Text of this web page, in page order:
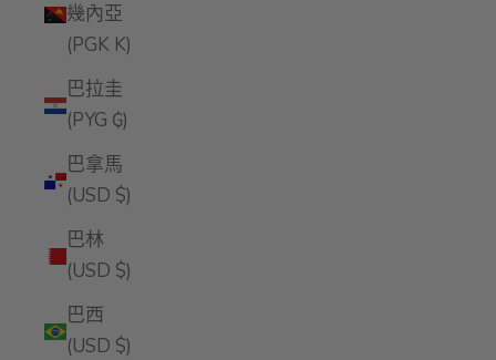
幾內亞
(PGK K)
巴拉圭
(PYG ₲)
巴拿馬
(USD $)
巴林
(USD $)
巴西
(USD $)